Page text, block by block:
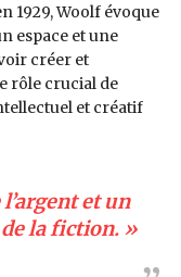
1929, Woolf évoque
espace et une
créer et
rôle crucial de
et créatif
et un
la fiction. »